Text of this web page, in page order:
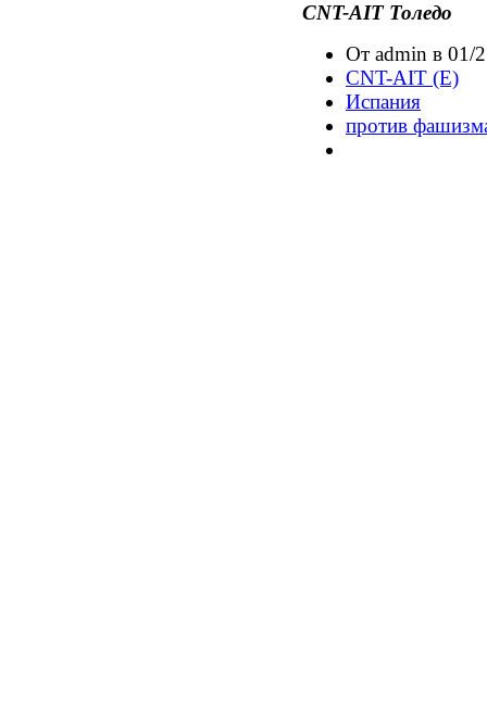
CNT-AIT Толедо
От admin в 01/
CNT-AIT (E)
Испания
против